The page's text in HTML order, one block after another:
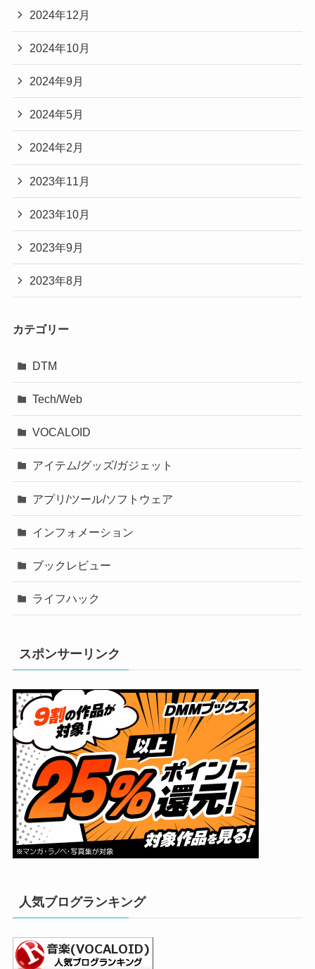
2024年12月
2024年10月
2024年9月
2024年5月
2024年2月
2023年11月
2023年10月
2023年9月
2023年8月
カテゴリー
DTM
Tech/Web
VOCALOID
アイテム/グッズ/ガジェット
アプリ/ツール/ソフトウェア
インフォメーション
ブックレビュー
ライフハック
スポンサーリンク
人気ブログランキング